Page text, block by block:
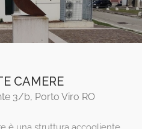
CAMERE
3/b, Porto Viro RO